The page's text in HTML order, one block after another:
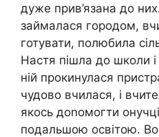
дуже прив’язана до
займалася городом,
готувати, полюбила
Настя пішла до школи
ній прокинулася
чудово вчилася, і
якось доnомогти
подальшою освітою.